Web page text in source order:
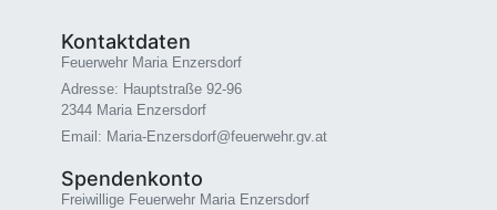
Kontaktdaten
Feuerwehr Maria Enzersdorf
Adresse: Hauptstraße 92-96
2344 Maria Enzersdorf
Email: Maria-Enzersdorf@feuerwehr.gv.at
Spendenkonto
Freiwillige Feuerwehr Maria Enzersdorf